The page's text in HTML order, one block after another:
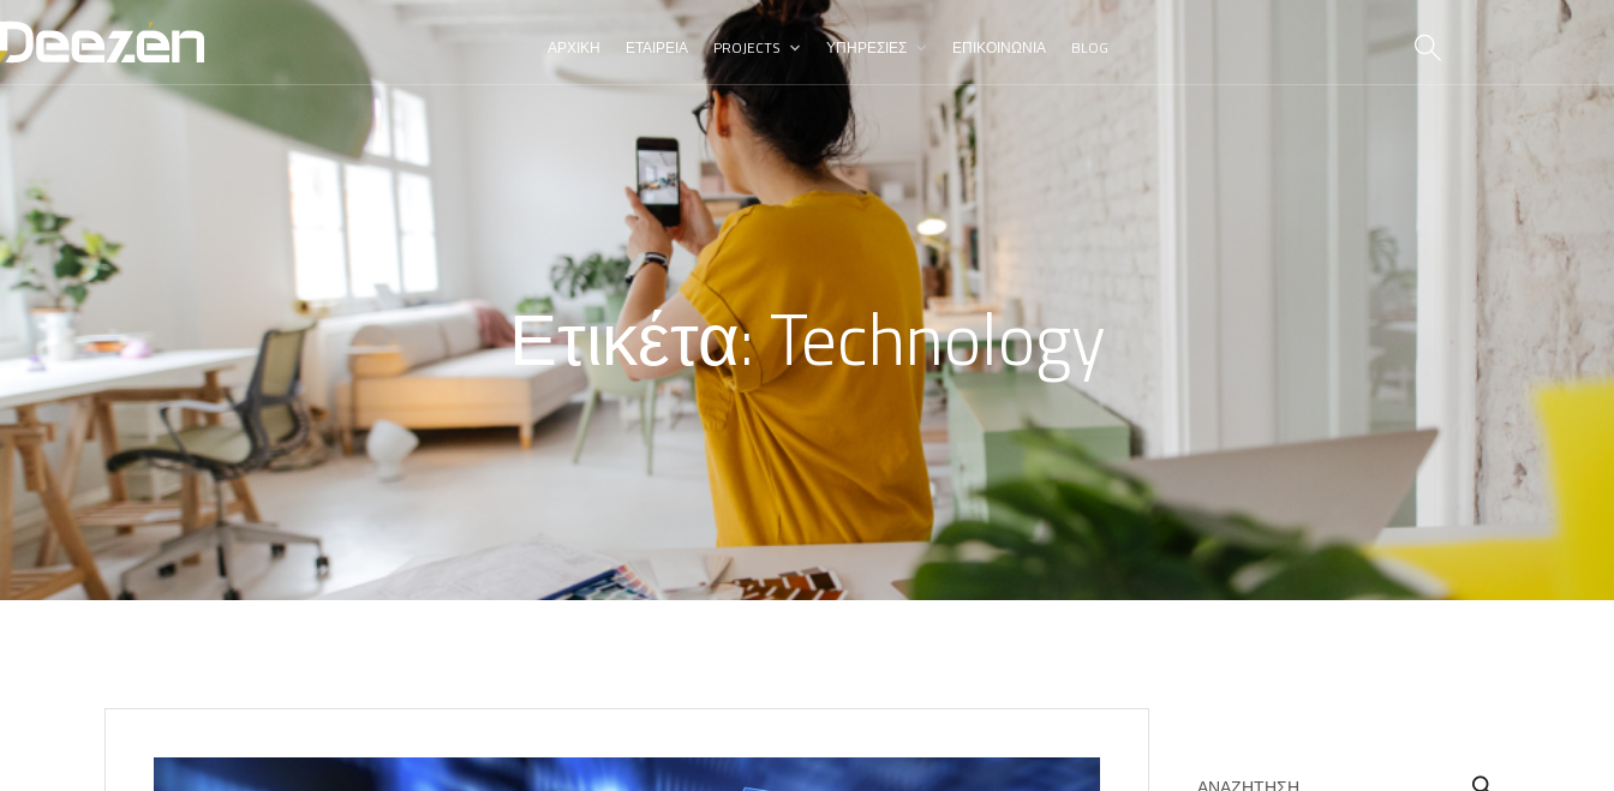
ΑΡΧΙΚΗ ΕΤΑΙΡΕΙΑ PROJECTS ΥΠΗΡΕΣΙΕΣ ΕΠΙΚΟΙΝΩΝΙΑ BLOG
Ετικέτα:Technology